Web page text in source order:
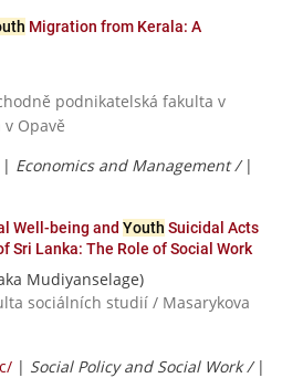
Migration from Kerala: A
podnikatelská fakulta v
Opavě
| Economics and Management / |
Well-being and Youth Suicidal Acts
Sri Lanka: The Role of Social Work
Mudiyanselage)
sociálních studií / Masarykova
| Social Policy and Social Work / |